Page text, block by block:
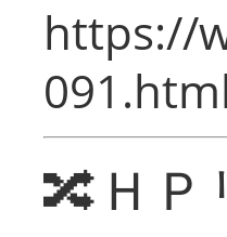
https://
091.html
🔀ＨＰ